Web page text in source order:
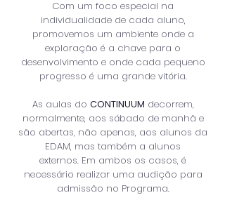
Com um foco especial na
individualidade de cada aluno,
promovemos um ambiente onde a
exploração é a chave para o
desenvolvimento e onde cada pequeno
progresso é uma grande vitória.
As aulas do CONTINUUM decorrem,
normalmente, aos sábado de manhã e
são abertas, não apenas, aos alunos da
EDAM, mas também a alunos
externos. Em ambos os casos, é
necessário realizar uma audição para
admissão no Programa.